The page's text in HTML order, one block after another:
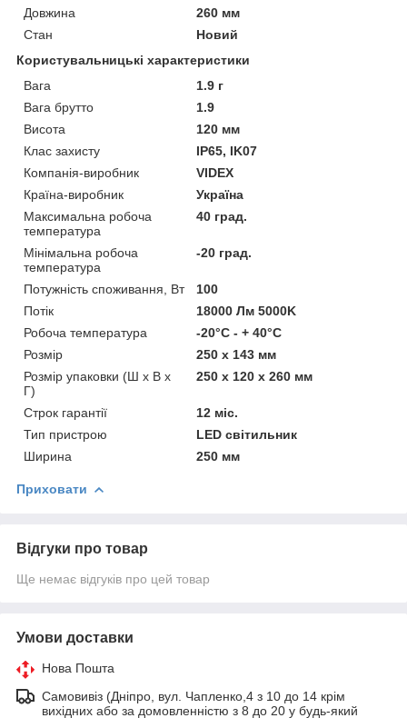
Довжина
260 мм
Стан
Новий
Користувальницькі характеристики
Вага
1.9 г
Вага брутто
1.9
Висота
120 мм
Клас захисту
IP65, IK07
Компанія-виробник
VIDEX
Країна-виробник
Україна
Максимальна робоча
температура
40 град.
Мінімальна робоча
температура
-20 град.
Потужність споживання, Вт
100
Потік
18000 Лм 5000K
Робоча температура
-20°C - + 40°С
Розмір
250 x 143 мм
Розмір упаковки (Ш х В х
Г)
250 x 120 x 260 мм
Строк гарантії
12 міс.
Тип пристрою
LED світильник
Ширина
250 мм
Приховати
Відгуки про товар
Ще немає відгуків про цей товар
Умови доставки
Нова Пошта
Самовивіз (Дніпро, вул. Чапленко,4 з 10 до 14 крім
вихідних або за домовленністю з 8 до 20 у будь-який